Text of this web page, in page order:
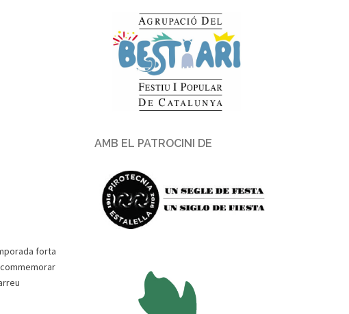
forta
AMB EL PATROCINI DE